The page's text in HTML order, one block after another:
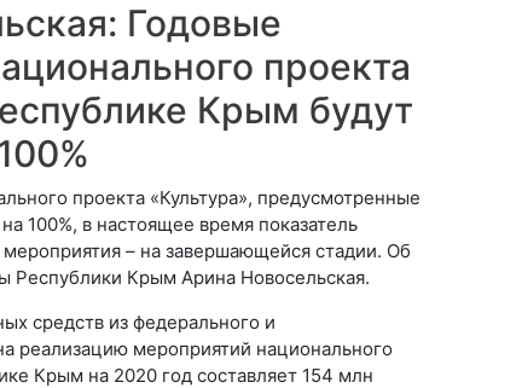
Годовые
проекта
Крым будут
проекта «Культура», предусмотренные
100%, в настоящее время показатель
мероприятия – на завершающейся стадии. Об
Республики Крым Арина Новосельская.
средств из федерального и
реализацию мероприятий национального
Крым на 2020 год составляет 154 млн